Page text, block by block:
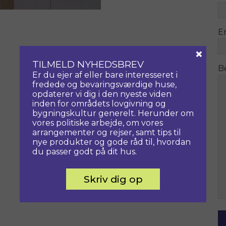
TILMELD NYHEDSBREV
Er du ejer af eller bare interesseret i
fredede og bevaringsværdige huse,
opdaterer vi dig i den nyeste viden
inden for områdets lovgivning og
bygningskultur generelt. Herunder om
vores politiske arbejde, om vores
arrangementer og rejser, samt tips til
nye produkter og gode råd til, hvordan
du passer godt på dit hus.
Skriv dig op
×